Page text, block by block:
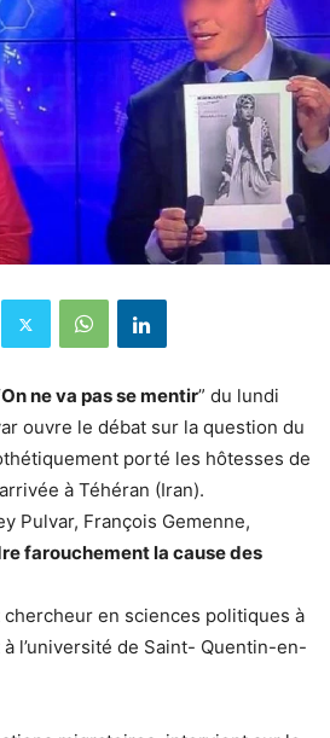
On ne va pas se mentir” du lundi
ouvre le débat sur la question du
porté les hôtesses de
à Téhéran (Iran).
Pulvar, François Gemenne,
farouchement la cause des
chercheur en sciences politiques à
l’université de Saint- Quentin-en-